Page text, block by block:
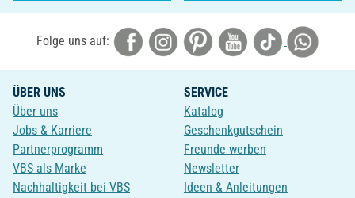
Folge uns auf:
ÜBER UNS
Über uns
Jobs & Karriere
Partnerprogramm
VBS als Marke
Nachhaltigkeit bei VBS
SERVICE
Katalog
Geschenkgutschein
Freunde werben
Newsletter
Ideen & Anleitungen